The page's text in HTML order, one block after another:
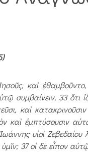
καὶ ἐθαμβοῦντο,
συμβαίνειν, 33 ὅτι
καὶ
καὶ ἐμπτύσουσιν
υἱοὶ Ζεβεδαίου
37 οἱ δὲ εἶπον